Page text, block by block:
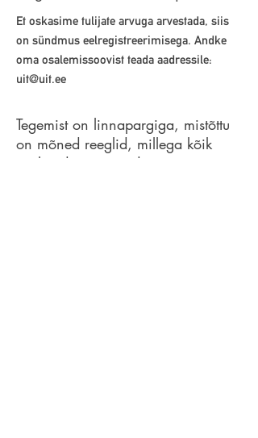
Et oskasime tulijate arvuga arvestada, siis
on sündmus eelregistreerimisega. Andke
oma osalemissoovist teada aadressile:
uit@uit.ee
Tegemist on linnapargiga, mistõttu
on mõned reeglid, millega kõik
osalejad arvestavad: